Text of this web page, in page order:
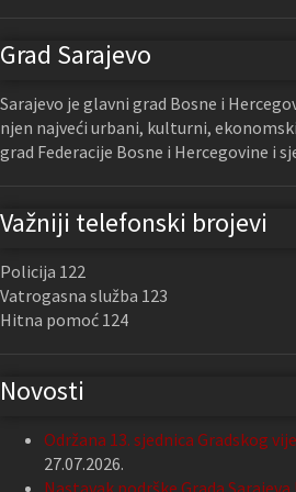
Grad Sarajevo
Sarajevo je glavni grad Bosne i
njen najveći urbani, kulturni,
grad Federacije Bosne i Hercegovine i
Važniji telefonski brojevi
Policija 122
Vatrogasna služba 123
Hitna pomoć 124
Novosti
Održana 13. sjednica Gradskog
27.07.2026.